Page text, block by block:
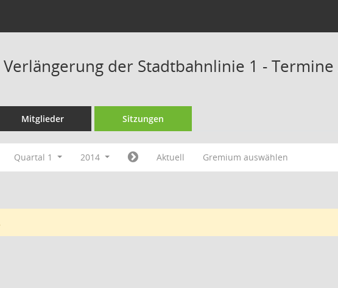
der Stadtbahnlinie 1 - Termine
Mitglieder Sitzungen
Quartal 1 2014 Aktuell Gremium auswählen